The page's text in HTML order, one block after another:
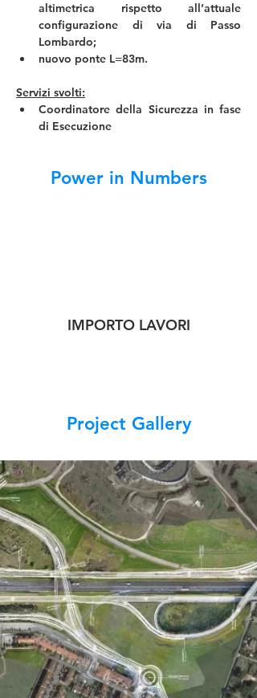
altimetrica rispetto all’attuale
configurazione di via di Passo
Lombardo;
nuovo ponte L=83m.
Servizi svolti:
Coordinatore della Sicurezza in fase
di Esecuzione
Power in Numbers
IMPORTO LAVORI
Project Gallery